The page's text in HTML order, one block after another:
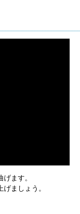
ます。
ましょう。